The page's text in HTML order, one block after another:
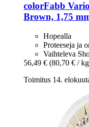
colorFabb
Brown, 1,75
Hopealla
Proteeseja ja
Vaihteleva
56,49 € (80,70 € /
Toimitus 14.